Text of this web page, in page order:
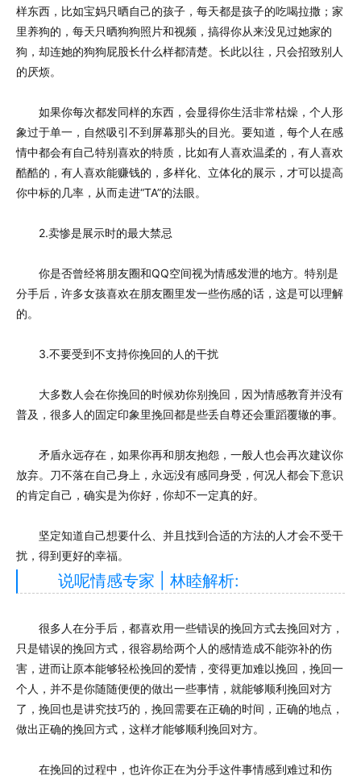
样东西，比如宝妈只晒自己的孩子，每天都是孩子的吃喝拉撒；家
里养狗的，每天只晒狗狗照片和视频，搞得你从来没见过她家的
狗，却连她的狗狗屁股长什么样都清楚。长此以往，只会招致别人
的厌烦。
如果你每次都发同样的东西，会显得你生活非常枯燥，个人形
象过于单一，自然吸引不到屏幕那头的目光。要知道，每个人在感
情中都会有自己特别喜欢的特质，比如有人喜欢温柔的，有人喜欢
酷酷的，有人喜欢能赚钱的，多样化、立体化的展示，才可以提高
你中标的几率，从而走进“TA”的法眼。
2.卖惨是展示时的最大禁忌
你是否曾经将朋友圈和QQ空间视为情感发泄的地方。特别是
分手后，许多女孩喜欢在朋友圈里发一些伤感的话，这是可以理解
的。
3.不要受到不支持你挽回的人的干扰
大多数人会在你挽回的时候劝你别挽回，因为情感教育并没有
普及，很多人的固定印象里挽回都是些丢自尊还会重蹈覆辙的事。
矛盾永远存在，如果你再和朋友抱怨，一般人也会再次建议你
放弃。刀不落在自己身上，永远没有感同身受，何况人都会下意识
的肯定自己，确实是为你好，你却不一定真的好。
坚定知道自己想要什么、并且找到合适的方法的人才会不受干
扰，得到更好的幸福。
说呢情感专家 | 林睦解析:
很多人在分手后，都喜欢用一些错误的挽回方式去挽回对方，
只是错误的挽回方式，很容易给两个人的感情造成不能弥补的伤
害，进而让原本能够轻松挽回的爱情，变得更加难以挽回，挽回一
个人，并不是你随随便便的做出一些事情，就能够顺利挽回对方
了，挽回也是讲究技巧的，挽回需要在正确的时间，正确的地点，
做出正确的挽回方式，这样才能够顺利挽回对方。
在挽回的过程中，也许你正在为分手这件事情感到难过和伤